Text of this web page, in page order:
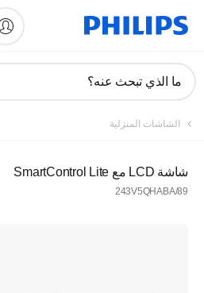
دعم
ما الذي تبحث عنه؟
الشاشات المنزلية
شاشة LCD مع SmartControl Lite
243V5QHABA/89